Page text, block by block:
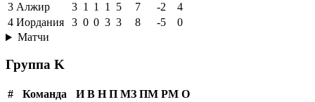
3 Алжир 3 1 1 1 5 7 -2
4
4 Иордания 3 0 0 3 3 8 -5
0
Матчи
Группа K
# Команда И В Н П МЗ ПМ РМ О